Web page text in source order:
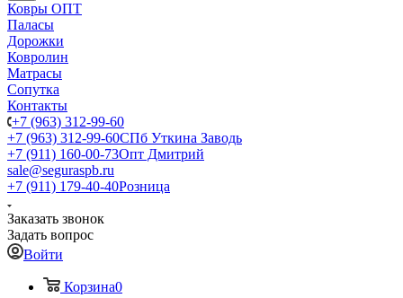
Ковры ОПТ
Паласы
Дорожки
Ковролин
Матрасы
Сопутка
Контакты
+7 (963) 312-99-60
+7 (963) 312-99-60СПб Уткина Заводь
+7 (911) 160-00-73Опт Дмитрий
sale@seguraspb.ru
+7 (911) 179-40-40Розница
Заказать звонок
Задать вопрос
Войти
Корзина0